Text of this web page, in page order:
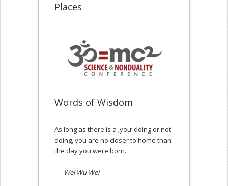
Places
Words of Wisdom
As long as there is a ‚you‘ doing or not-
doing, you are no closer to home than
the day you were born.
— Wei Wu Wei